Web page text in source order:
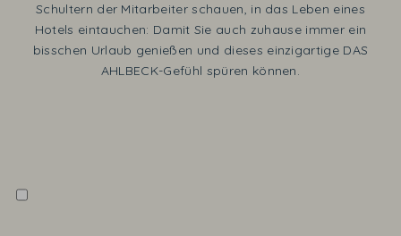
Schultern der Mitarbeiter schauen, in das Leben eines
Hotels eintauchen: Damit Sie auch zuhause immer ein
bisschen Urlaub genießen und dieses einzigartige DAS
AHLBECK-Gefühl spüren können.